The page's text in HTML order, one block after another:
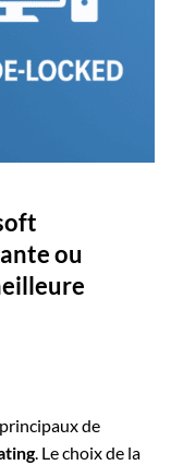
ou
de
. Le choix de la